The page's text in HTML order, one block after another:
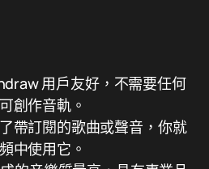
用戶友好，不需要任何
創作音軌。
帶訂閱的歌曲或聲音，你就
中使用它。